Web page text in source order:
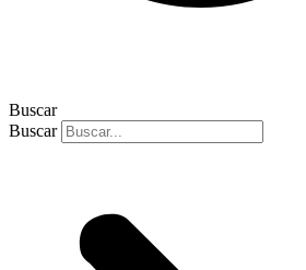
Buscar
Buscar